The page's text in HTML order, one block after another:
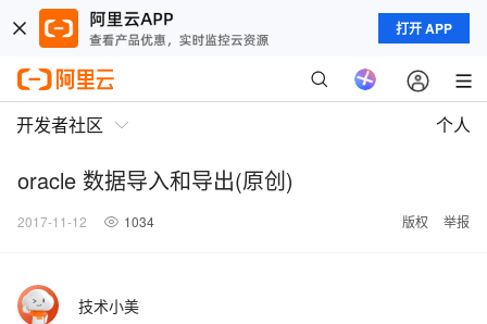
打开 APP
开发者社区 个人
oracle 数据导入和导出(原创)
2017-11-12 1034 版权 举报
技术小美